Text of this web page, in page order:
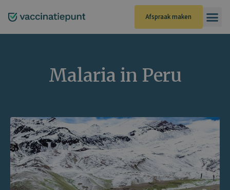
naar
Afspraak maken
Malaria in Peru